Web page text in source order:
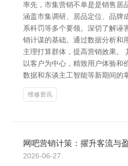
率先，市集营销不单是是销售居
涵盖市集调研、居品定位、品牌
系科罚等多个要领。深切了解诬
销计谋的基础。通过数据分析和
主理打算群体，提高营销效果。
以客户为中心，精致用户体验和
数据和东谈主工智能等新期间的
维修资讯
网吧营销计策：擢升客流与
2026-06-27